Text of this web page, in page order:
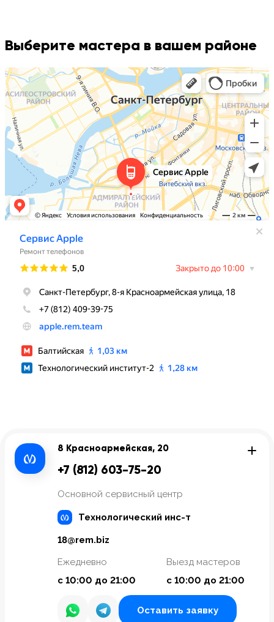
Выберите мастера в вашем районе
8 Красноармейская, 20
+7 (812) 603-75-20
Основной сервисный центр
Технологический инс-т
18@rem.biz
Ежедневно
с 10:00 до 21:00
Выезд мастеров
с 10:00 до 21:00
Оставить заявку